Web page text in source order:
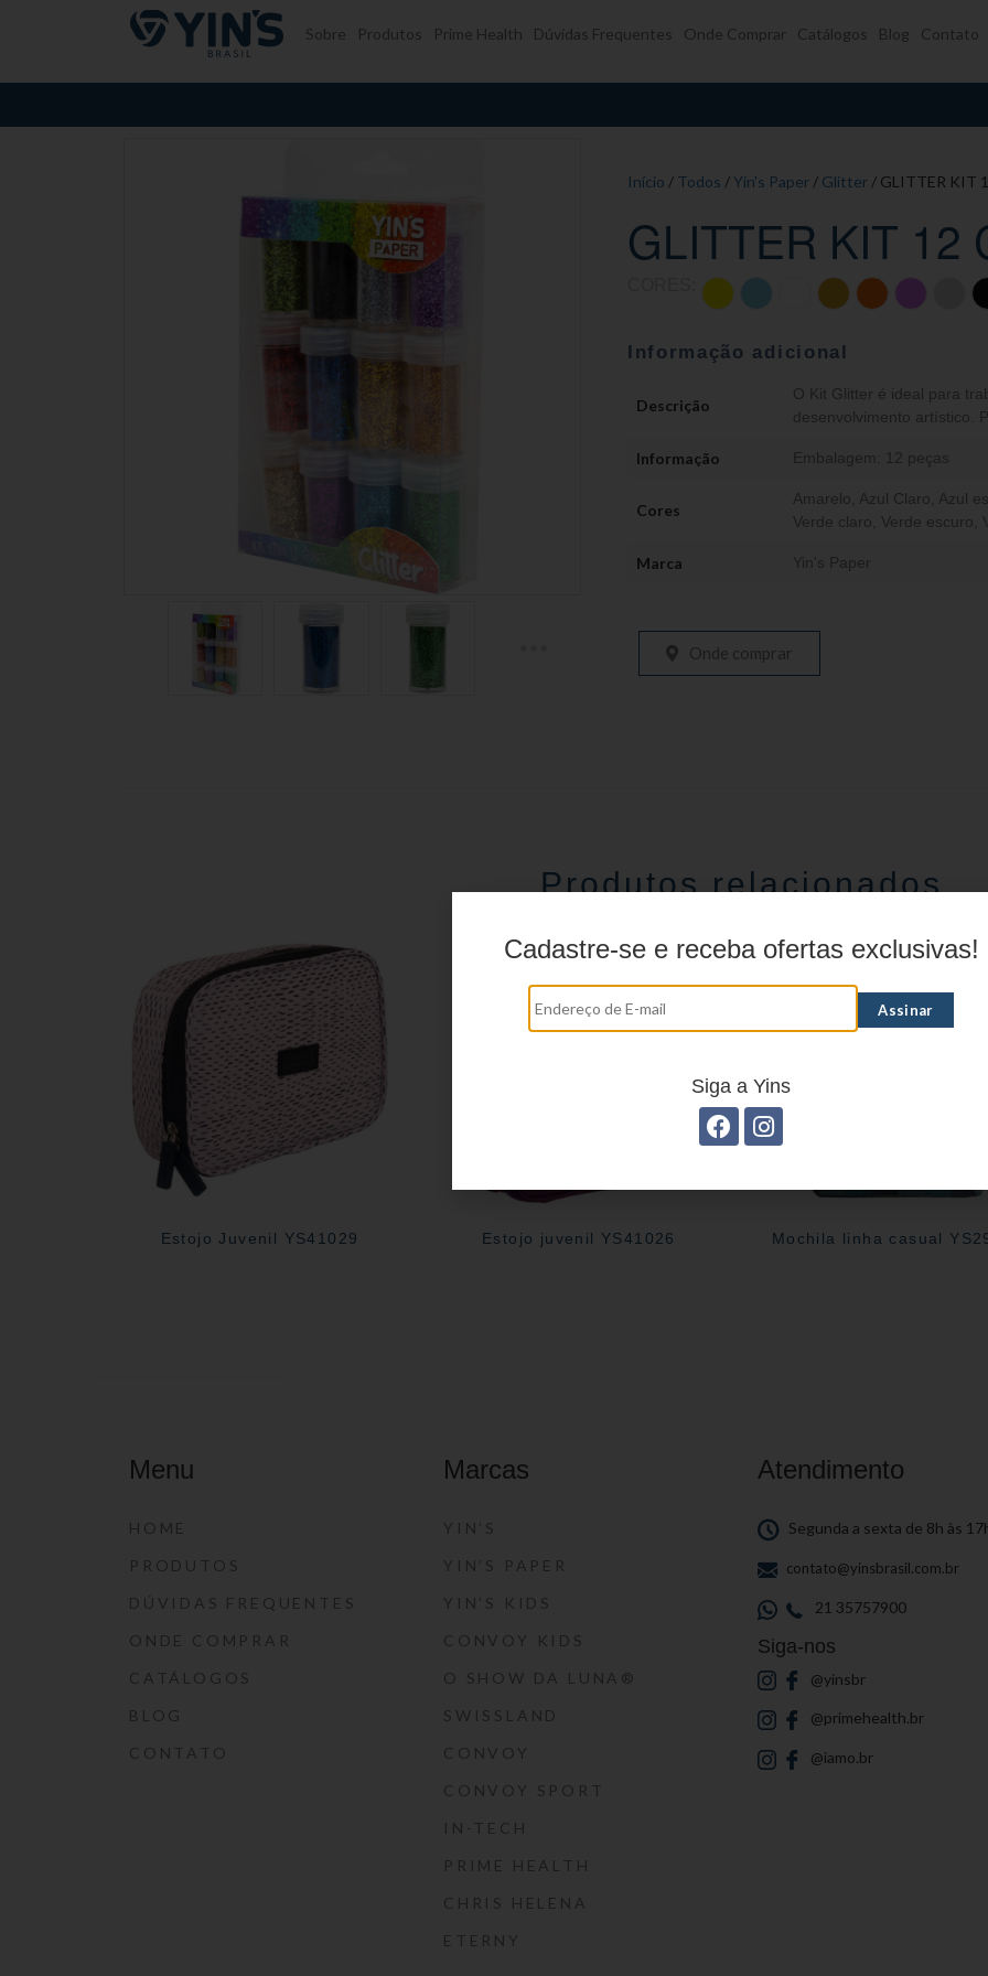
Pular para o conteúdo Sobre Produtos Prime Health Dúvidas Frequentes Onde Comprar Catálogos Blog Contato
Início / Todos /Yin's Paper / Glitter / GLITTER KIT
GLITTER KIT 12
Informação adicional
Descrição
O Kit Glitter é ideal para
desenvolvimento artístico.
Informação Embalagem: 12 peças
Cores
Amarelo Azul Claro Azul
Verde claro
Verde escuro
Marca Yin's Paper
Onde comprar
Produtos relacionados
Estojo Juvenil YS41029 Estojo juvenil YS41026 Mochila linha casual
Menu
HOME
PRODUTOS
DÚVIDAS FREQUENTES
ONDE COMPRAR
CATÁLOGOS
BLOG
CONTATO
Marcas
YIN’S
YIN’S PAPER
YIN’S KIDS
CONVOY KIDS
O SHOW DA LUNA®
SWISSLAND
CONVOY
CONVOY SPORT
IN-TECH
PRIME HEALTH
CHRIS HELENA
ETERNY
Atendimento
Segunda a sexta de 8h às
contato@yinsbrasil.com.br
21 35757900
Siga-nos
@yinsbr
@primehealth.br
@iamo.br
Cadastre-se e receba ofertas exclusivas!
Siga a Yins